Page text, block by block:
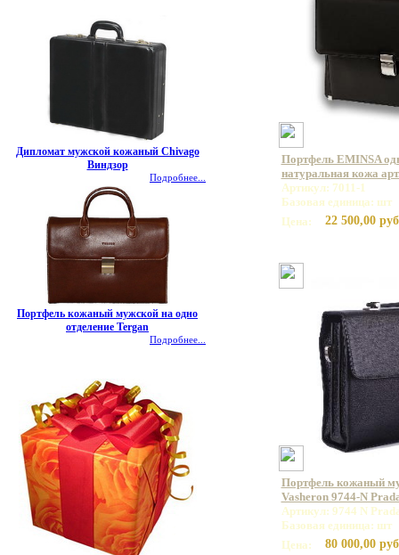
Дипломат мужской кожаный Chivago
Виндзор
Подробнее...
Портфель кожаный мужской на одно
отделение Tergan
Подробнее...
Портфель EMINSA
натуральная кожа
Артикул: 7011-1
Базовая единица: шт
Цена:
22 500,00
Портфель кожаный
Vasheron 9744-N
Артикул: 9744 N
Базовая единица: шт
Цена:
80 000,00